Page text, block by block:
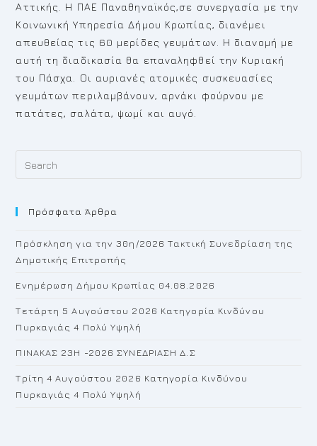
Αττικής. Η ΠΑΕ Παναθηναϊκός,σε συνεργασία με την
Κοινωνική Υπηρεσία Δήμου Κρωπίας, διανέμει
απευθείας τις 60 μερίδες γευμάτων. Η διανομή με
αυτή τη διαδικασία θα επαναληφθεί την Κυριακή
του Πάσχα. Οι αυριανές ατομικές συσκευασίες
γευμάτων περιλαμβάνουν, αρνάκι φούρνου με
πατάτες, σαλάτα, ψωμί και αυγό.
Πρόσφατα Άρθρα
Πρόσκληση για την 30η/2026 Τακτική Συνεδρίαση της
Δημοτικής Επιτροπής
Ενημέρωση Δήμου Κρωπίας 04.08.2026
Τετάρτη 5 Αυγούστου 2026 Κατηγορία Κινδύνου
Πυρκαγιάς 4 Πολύ Υψηλή
ΠΙΝΑΚΑΣ 23H -2026 ΣΥΝΕΔΡΙΑΣΗ Δ.Σ
Τρίτη 4 Αυγούστου 2026 Κατηγορία Κινδύνου
Πυρκαγιάς 4 Πολύ Υψηλή